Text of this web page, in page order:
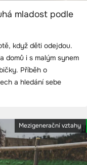
mladost podle
když děti odejdou.
domů i s malým synem
Příběh o
a hledání sebe
Mezigenerační vztahy